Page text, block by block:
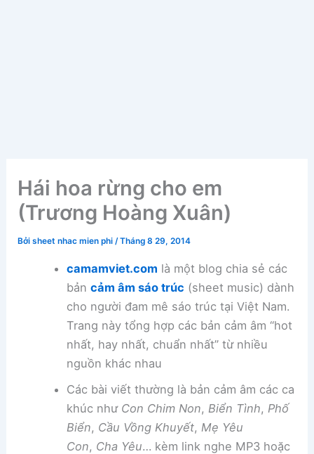
Hái hoa rừng cho em
(Trương Hoàng Xuân)
Bởisheet nhac mien phi/Tháng 8 29, 2014
camamviet.com là một blog chia sẻ các
bản cảm âm sáo trúc (sheet music) dành
cho người đam mê sáo trúc tại Việt Nam.
Trang này tổng hợp các bản cảm âm “hot
nhất, hay nhất, chuẩn nhất” từ nhiều
nguồn khác nhau
Các bài viết thường là bản cảm âm các ca
khúc như Con Chim Non, Biển Tình, Phố
Biển, Cầu Vồng Khuyết, Mẹ Yêu
Con, Cha Yêu… kèm link nghe MP3 hoặc